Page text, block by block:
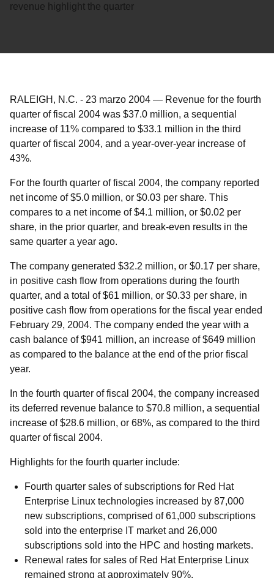
revenue highlight the quarter
RALEIGH, N.C. - 23 marzo 2004 — Revenue for the fourth
quarter of fiscal 2004 was $37.0 million, a sequential
increase of 11% compared to $33.1 million in the third
quarter of fiscal 2004, and a year-over-year increase of
43%.
For the fourth quarter of fiscal 2004, the company reported
net income of $5.0 million, or $0.03 per share. This
compares to a net income of $4.1 million, or $0.02 per
share, in the prior quarter, and break-even results in the
same quarter a year ago.
The company generated $32.2 million, or $0.17 per share,
in positive cash flow from operations during the fourth
quarter, and a total of $61 million, or $0.33 per share, in
positive cash flow from operations for the fiscal year ended
February 29, 2004. The company ended the year with a
cash balance of $941 million, an increase of $649 million
as compared to the balance at the end of the prior fiscal
year.
In the fourth quarter of fiscal 2004, the company increased
its deferred revenue balance to $70.8 million, a sequential
increase of $28.6 million, or 68%, as compared to the third
quarter of fiscal 2004.
Highlights for the fourth quarter include:
Fourth quarter sales of subscriptions for Red Hat
Enterprise Linux technologies increased by 87,000
new subscriptions, comprised of 61,000 subscriptions
sold into the enterprise IT market and 26,000
subscriptions sold into the HPC and hosting markets.
Renewal rates for sales of Red Hat Enterprise Linux
remained strong at approximately 90%.